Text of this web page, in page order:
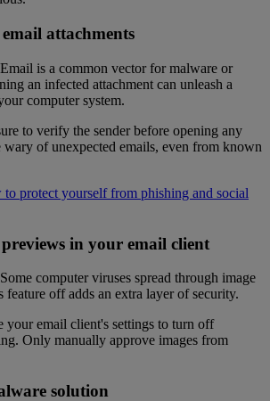
attachments
Email is a common vector for malware or
an infected attachment can unleash a
computer system.
to verify the sender before opening any
wary of unexpected emails, even from known
protect yourself from phishing and social
in your email client
Some computer viruses spread through image
off adds an extra layer of security.
your email client's settings to turn off
Only manually approve images from
solution